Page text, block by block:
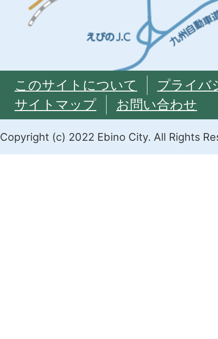
このサイトについて
プライバ
サイトマップ
お問い合わせ
Copyright (c) 2022 Ebino City. All Rights